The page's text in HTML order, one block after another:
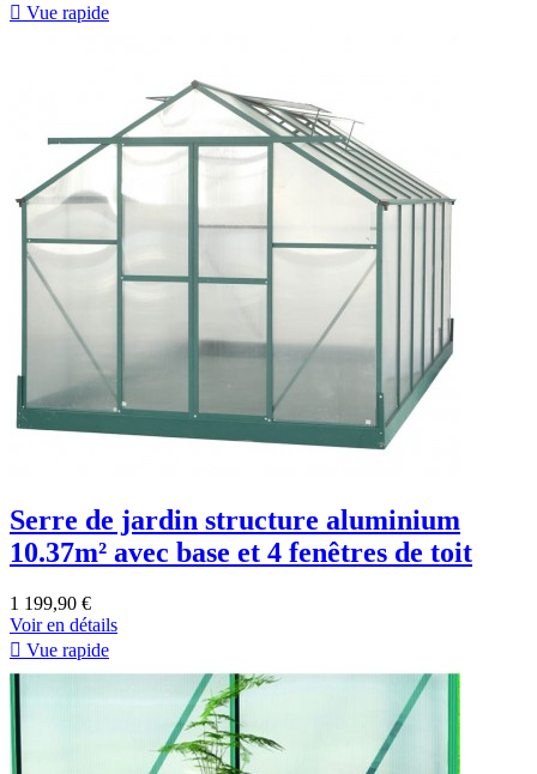
 Vue rapide
Serre de jardin structure aluminium
10.37m² avec base et 4 fenêtres de toit
1 199,90 €
Voir en détails
 Vue rapide